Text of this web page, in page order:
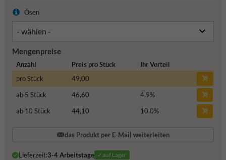
Ösen
Mengenpreise
Anzahl Preis pro Stück
Ihr Vorteil
pro Stück
49,00
ab 5 Stück
46,60 4,9%
ab 10 Stück
44,10 10,0%
das Produkt per E-Mail weiterleiten
Lieferzeit:3-4 Arbeitstage ✓auf Lager